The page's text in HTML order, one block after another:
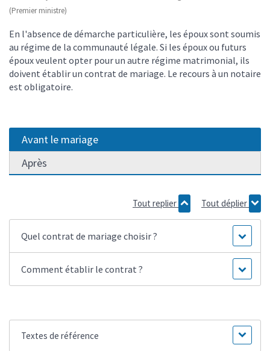
(Premier ministre)
En l'absence de démarche particulière, les époux sont soumis
au régime de la communauté légale. Si les époux ou futurs
époux veulent opter pour un autre régime matrimonial, ils
doivent établir un contrat de mariage. Le recours à un notaire
est obligatoire.
Avant le mariage
Après
Tout replier Tout déplier
Quel contrat de mariage choisir ?
Comment établir le contrat ?
Textes de référence